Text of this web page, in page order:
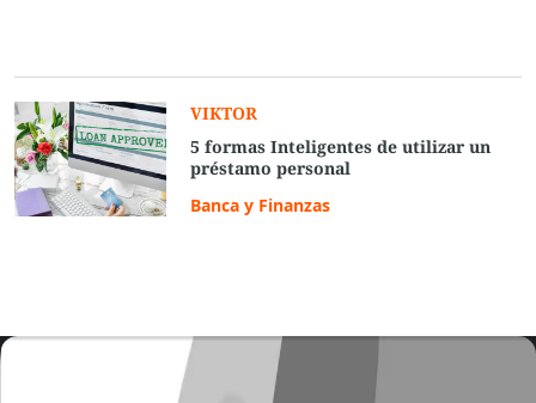
VIKTOR
5 formas Inteligentes de utilizar un
préstamo personal
Banca y Finanzas